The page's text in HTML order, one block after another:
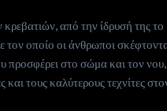
από την ίδρυσή της
οποίο οι άνθρωποι
στο σώμα και τον νου,
τους καλύτερους τεχνίτες